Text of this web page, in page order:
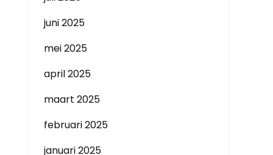
juni 2025
mei 2025
april 2025
maart 2025
februari 2025
januari 2025